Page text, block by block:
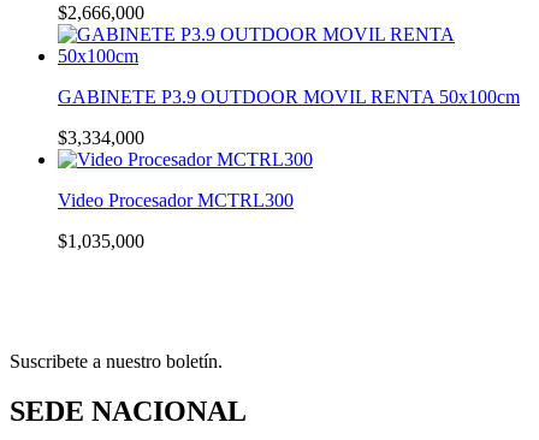
$2,666,000
GABINETE P3.9 OUTDOOR MOVIL RENTA 50x100cm
$3,334,000
Video Procesador MCTRL300
$1,035,000
Suscribete a nuestro boletín.
SEDE NACIONAL